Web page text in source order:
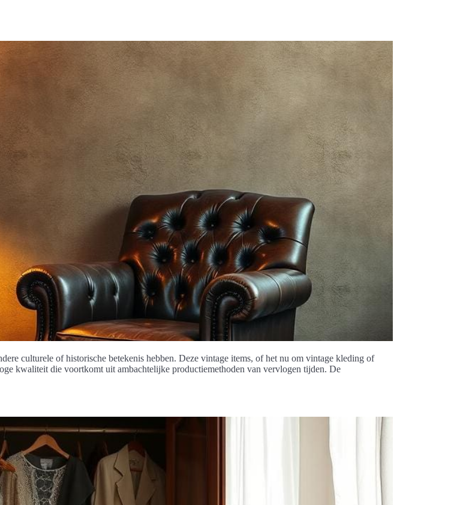
culturele of historische betekenis hebben. Deze vintage items, of het nu om vintage kleding of
kwaliteit die voortkomt uit ambachtelijke productiemethoden van vervlogen tijden. De